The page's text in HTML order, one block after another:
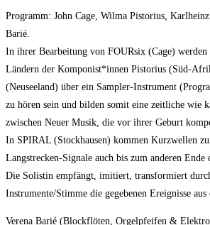
Programm: John Cage, Wilma Pistorius, Karlheinz
Barié.
In ihrer Bearbeitung von FOURsix (Cage) werden
Ländern der Komponist*innen Pistorius (Süd-
(Neuseeland) über ein Sampler-Instrument
zu hören sein und bilden somit eine zeitliche wie
zwischen Neuer Musik, die vor ihrer Geburt
In SPIRAL (Stockhausen) kommen Kurzwellen
Langstrecken-Signale auch bis zum anderen Ende
Die Solistin empfängt, imitiert, transformiert
Instrumente/Stimme die gegebenen Ereignisse
Verena Barié (Blockflöten, Orgelpfeifen &